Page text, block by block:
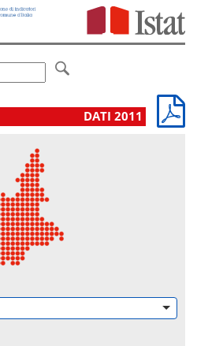
DATI 2011